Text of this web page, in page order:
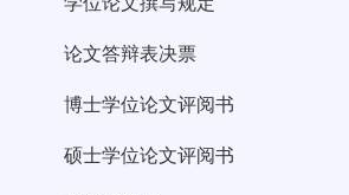
论文答辩表决票
博士学位论文评阅书
硕士学位论文评阅书